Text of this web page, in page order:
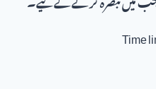
Time